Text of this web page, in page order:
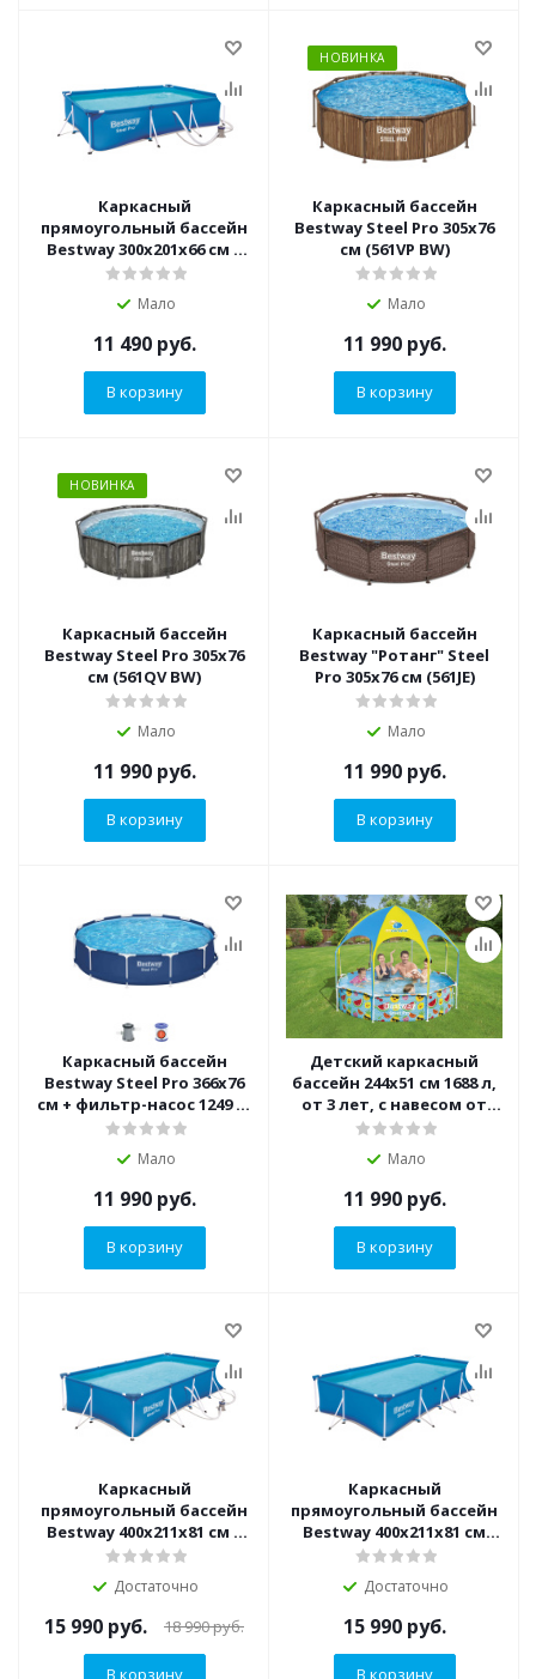
Каркасный
прямоугольный бассейн
Bestway 300х201х66 см +
фильтр-насос 1249 л/ч
Мало
11 490руб.
В корзину
НОВИНКА
Каркасный бассейн
Bestway Steel Pro 305х76
см (561VP BW)
Мало
11 990руб.
В корзину
НОВИНКА
Каркасный бассейн
Bestway Steel Pro 305х76
см (561QV BW)
Мало
11 990руб.
В корзину
Каркасный бассейн
Bestway "Ротанг" Steel
Pro 305х76 см (561JE)
Мало
11 990руб.
В корзину
Каркасный бассейн
Bestway Steel Pro 366х76
см + фильтр-насос 1249 л/
ч (56681 BW)
Мало
11 990руб.
В корзину
Детский каркасный
бассейн 244х51 см 1688 л,
от 3 лет, с навесом от
солнца (Bestway 56432
Мало
11 990руб.
В корзину
Каркасный
прямоугольный бассейн
Bestway 400х211х81 см +
фильтр-насос 1249 л/ч
Достаточно
15 990 руб. 18 990руб.
В корзину
Каркасный
прямоугольный бассейн
Bestway 400х211х81 см
(56405 BW)
Достаточно
15 990руб.
В корзину